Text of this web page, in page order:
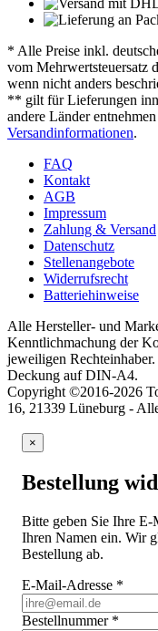
* Alle Preise inkl.
vom Mehrwertsteuersatz
wenn nicht anders
** gilt für Lieferungen
andere Länder
Versandinformationen.
FAQ
Kontakt
AGB
Impressum
Zahlung & Versand
Datenschutz
Stellenangebote
Widerrufsrecht
Batteriehinweise
Alle Hersteller- und
Kenntlichmachung der
jeweiligen
Deckung auf DIN-A4.
Copyright ©2016-2026
16, 21339 Lüneburg -
×
Bestellung
Bitte geben Sie Ihre
Ihren Namen ein. Wir
Bestellung ab.
E-Mail-Adresse *
Bestellnummer *